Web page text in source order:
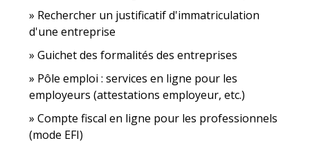
Rechercher un justificatif d'immatriculation
d'une entreprise
Guichet des formalités des entreprises
Pôle emploi : services en ligne pour les
employeurs (attestations employeur, etc.)
Compte fiscal en ligne pour les professionnels
(mode EFI)